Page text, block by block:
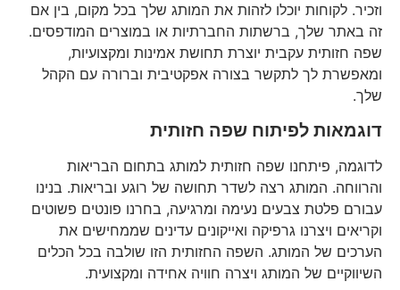
וזכיר. לקוחות יוכלו לזהות את המותג שלך בכל מקום, בין אם
זה באתר שלך, ברשתות החברתיות או במוצרים המודפסים.
שפה חזותית עקבית יוצרת תחושת אמינות ומקצועיות,
ומאפשרת לך לתקשר בצורה אפקטיבית וברורה עם הקהל
שלך.
דוגמאות לפיתוח שפה חזותית
לדוגמה, פיתחנו שפה חזותית למותג בתחום הבריאות
והרווחה. המותג רצה לשדר תחושה של רוגע ובריאות. בנינו
עבורם פלטת צבעים נעימה ומרגיעה, בחרנו פונטים פשוטים
וקריאים ויצרנו גרפיקה ואייקונים עדינים שממחישים את
הערכים של המותג. השפה החזותית הזו שולבה בכל הכלים
השיווקיים של המותג ויצרה חוויה אחידה ומקצועית.